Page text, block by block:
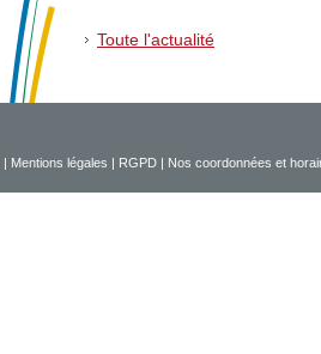
Toute l'actualité
| Mentions légales | RGPD | Nos coordonnées et